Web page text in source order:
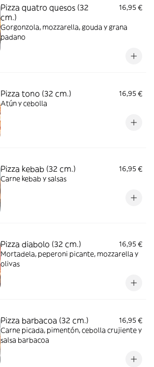
Pizza quatro quesos (32
cm.)
16,95 €
Gorgonzola, mozzarella, gouda y grana
padano
Pizza tono (32 cm.)
16,95 €
Atún y cebolla
Pizza kebab (32 cm.)
16,95 €
Carne kebab y salsas
Pizza diabolo (32 cm.)
16,95 €
Mortadela, peperoni picante, mozzarella y
olivas
Pizza barbacoa (32 cm.)
16,95 €
Carne picada, pimentón, cebolla crujiente y
salsa barbacoa